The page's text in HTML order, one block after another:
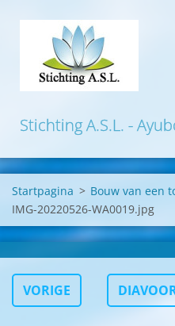
Stichting A.S.L. -
Startpagina > Bouw van een
IMG-20220526-WA0019.jpg
VORIGE